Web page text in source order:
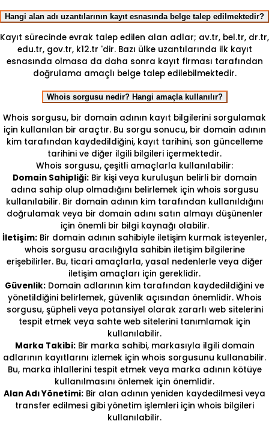
Hangi alan adı uzantılarının kayıt esnasında belge talep edilmektedir?
Kayıt sürecinde evrak talep edilen alan adlar; av.tr, bel.tr, dr.tr,
edu.tr, gov.tr, k12.tr 'dir. Bazı ülke uzantılarında ilk kayıt
esnasında olmasa da daha sonra kayıt firması tarafından
doğrulama amaçlı belge talep edilebilmektedir.
Whois sorgusu nedir? Hangi amaçla kullanılır?
Whois sorgusu, bir domain adının kayıt bilgilerini sorgulamak
için kullanılan bir araçtır. Bu sorgu sonucu, bir domain adının
kim tarafından kaydedildiğini, kayıt tarihini, son güncelleme
tarihini ve diğer ilgili bilgileri içermektedir.
Whois sorgusu, çeşitli amaçlarla kullanılabilir:
Domain Sahipliği:Bir kişi veya kuruluşun belirli bir domain
adına sahip olup olmadığını belirlemek için whois sorgusu
kullanılabilir. Bir domain adının kim tarafından kullanıldığını
doğrulamak veya bir domain adını satın almayı düşünenler
için önemli bir bilgi kaynağı olabilir.
İletişim: Bir domain adının sahibiyle iletişim kurmak isteyenler,
whois sorgusu aracılığıyla sahibin iletişim bilgilerine
erişebilirler. Bu, ticari amaçlarla, yasal nedenlerle veya diğer
iletişim amaçları için gereklidir.
Güvenlik: Domain adlarının kim tarafından kaydedildiğini ve
yönetildiğini belirlemek, güvenlik açısından önemlidir. Whois
sorgusu, şüpheli veya potansiyel olarak zararlı web sitelerini
tespit etmek veya sahte web sitelerini tanımlamak için
kullanılabilir.
Marka Takibi:Bir marka sahibi, markasıyla ilgili domain
adlarının kayıtlarını izlemek için whois sorgusunu kullanabilir.
Bu, marka ihlallerini tespit etmek veya marka adının kötüye
kullanılmasını önlemek için önemlidir.
Alan Adı Yönetimi: Bir alan adının yeniden kaydedilmesi veya
transfer edilmesi gibi yönetim işlemleri için whois bilgileri
kullanılabilir.